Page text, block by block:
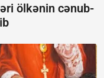
ölkənin cənub-